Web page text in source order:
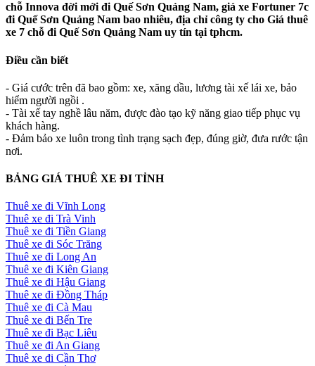
chỗ Innova đời mới đi Quế Sơn Quảng Nam, giá xe Fortuner 7c
đi Quế Sơn Quảng Nam bao nhiêu, địa chỉ công ty cho Giá thuê
xe 7 chỗ đi Quế Sơn Quảng Nam uy tín tại tphcm.
Điều cần biết
- Giá cước trên đã bao gồm: xe, xăng dầu, lương tài xế lái xe, bảo
hiểm người ngồi .
- Tài xế tay nghề lâu năm, được đào tạo kỹ năng giao tiếp phục vụ
khách hàng.
- Đảm bảo xe luôn trong tình trạng sạch đẹp, đúng giờ, đưa rước tận
nơi.
BẢNG GIÁ THUÊ XE ĐI TỈNH
Thuê xe đi Vĩnh Long
Thuê xe đi Trà Vinh
Thuê xe đi Tiền Giang
Thuê xe đi Sóc Trăng
Thuê xe đi Long An
Thuê xe đi Kiên Giang
Thuê xe đi Hậu Giang
Thuê xe đi Đồng Tháp
Thuê xe đi Cà Mau
Thuê xe đi Bến Tre
Thuê xe đi Bạc Liêu
Thuê xe đi An Giang
Thuê xe đi Cần Thơ